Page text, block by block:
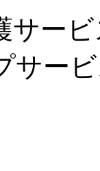
サー
サー